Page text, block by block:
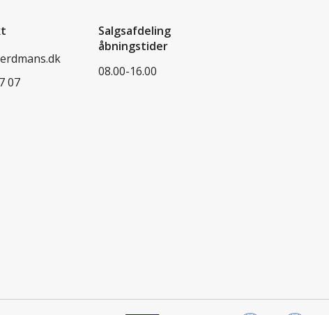
07
Salgsafdeling
åbningstider
08.00-16.00